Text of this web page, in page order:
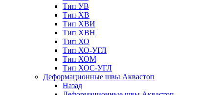
Тип УВ
Тип ХВ
Тип ХВИ
Тип ХВН
Тип ХО
Тип ХО-УГЛ
Тип ХОМ
Тип ХОС-УГЛ
Деформационные швы Аквастоп
Назад